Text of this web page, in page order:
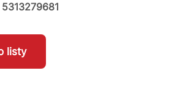
5313279681
listy